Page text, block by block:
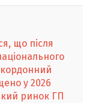
що після
у 2026
ринок ГП